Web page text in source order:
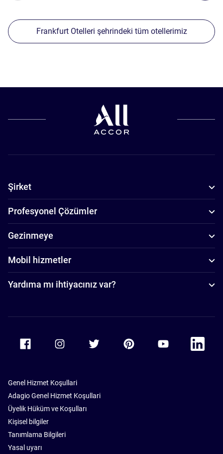
Frankfurt Otelleri şehrindeki tüm otellerimiz
Şirket
Profesyonel Çözümler
Gezinmeye
Mobil hizmetler
Yardıma mı ihtiyacınız var?
Accor Youtube
Accor
Genel Hizmet Koşullari
Adagio Genel Hizmet Koşullari
Üyelik Hüküm ve Koşulları
Kişisel bilgiler
Tanımlama Bilgileri
Yasal uyarı